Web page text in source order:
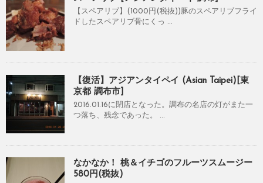
【スペアリブ】(1000円(税抜))豚のスペアリブフライ
ドしたスペアリブ骨にくっ ...
【復活】アジアンタイペイ (Asian Taipei)[東
京都 調布市]
2016.01.16に閉店となった。調布の名店の灯がまた一
つ落ち、残念であった。 ...
なかなか！ 桃＆イチゴのフルーツスムージー
580円(税抜)